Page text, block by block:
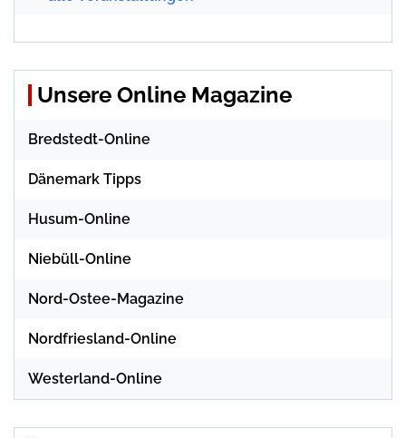
Unsere Online Magazine
Bredstedt-Online
Dänemark Tipps
Husum-Online
Niebüll-Online
Nord-Ostee-Magazine
Nordfriesland-Online
Westerland-Online